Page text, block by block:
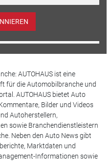
AUTOHAUS ist eine
für die Automobilbranche und
AUTOHAUS bietet Auto
Bilder und Videos
Autoherstellern,
sowie Branchendienstleistern
Neben den Auto News gibt
Marktdaten und
Informationen sowie